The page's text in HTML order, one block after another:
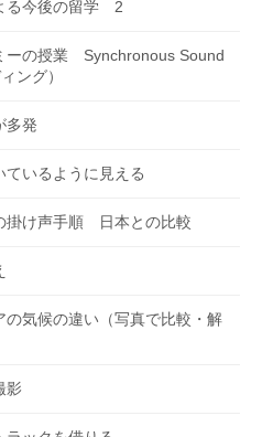
る今後の留学 2
ーの授業 Synchronous Sound
ング）
多発
いるように見える
掛け声手順 日本との比較
気候の違い（写真で比較・解
影